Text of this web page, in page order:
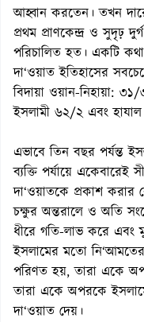
আহ্বান করতেন। তখন
প্রথম প্রাণকেন্দ্র ও সুদৃঢ়
পরিচালিত হত। একটি
দা‘ওয়াত ইতিহাসের
বিদায়া ওয়ান-নিহায়া:
ইসলামী ৬২/২ এবং
এভাবে তিন বছর পর্যন্ত
ব্যক্তি পর্যায়ে
দা‘ওয়াতকে প্রকাশ
চক্ষুর অন্তরালে ও অতি
ধীরে গতি-লাভ করে এবং
ইসলামের মতো
পরিণত হয়, তারা একে
তারা একে অপরকে
দা‘ওয়াত দেয়।